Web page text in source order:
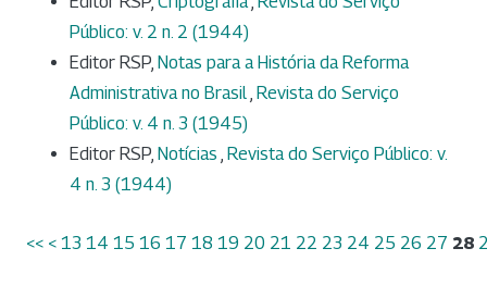
Público: v. 2 n. 2 (1944)
Editor RSP, Notas para a História da Reforma
Administrativa no Brasil, Revista do Serviço
Público: v. 4 n. 3 (1945)
Editor RSP, Notícias , Revista do Serviço Público: v.
4 n. 3 (1944)
<< < 13 14 15 16 17 18 19 20 21 22 23 24 25 26 27 28